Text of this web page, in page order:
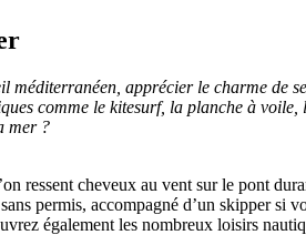
méditerranéen, apprécier le charme de
comme le kitesurf, la planche à
mer ?
ressent cheveux au vent sur le pont
permis, accompagné d’un skipper si
également les nombreux loisirs